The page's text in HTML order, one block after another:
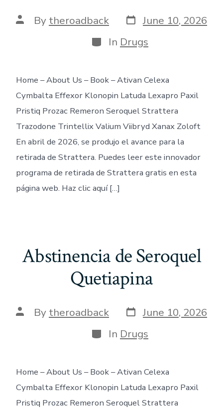
Post
author
By theroadback Post
date
June 10, 2026
Categories
In Drugs
Home – About Us – Book – Ativan Celexa
Cymbalta Effexor Klonopin Latuda Lexapro Paxil
Pristiq Prozac Remeron Seroquel Strattera
Trazodone Trintellix Valium Viibryd Xanax Zoloft
En abril de 2026, se produjo el avance para la
retirada de Strattera. Puedes leer este innovador
programa de retirada de Strattera gratis en esta
página web. Haz clic aquí […]
Abstinencia de Seroquel
Quetiapina
Post
author
By theroadback Post
date
June 10, 2026
Categories
In Drugs
Home – About Us – Book – Ativan Celexa
Cymbalta Effexor Klonopin Latuda Lexapro Paxil
Pristiq Prozac Remeron Seroquel Strattera